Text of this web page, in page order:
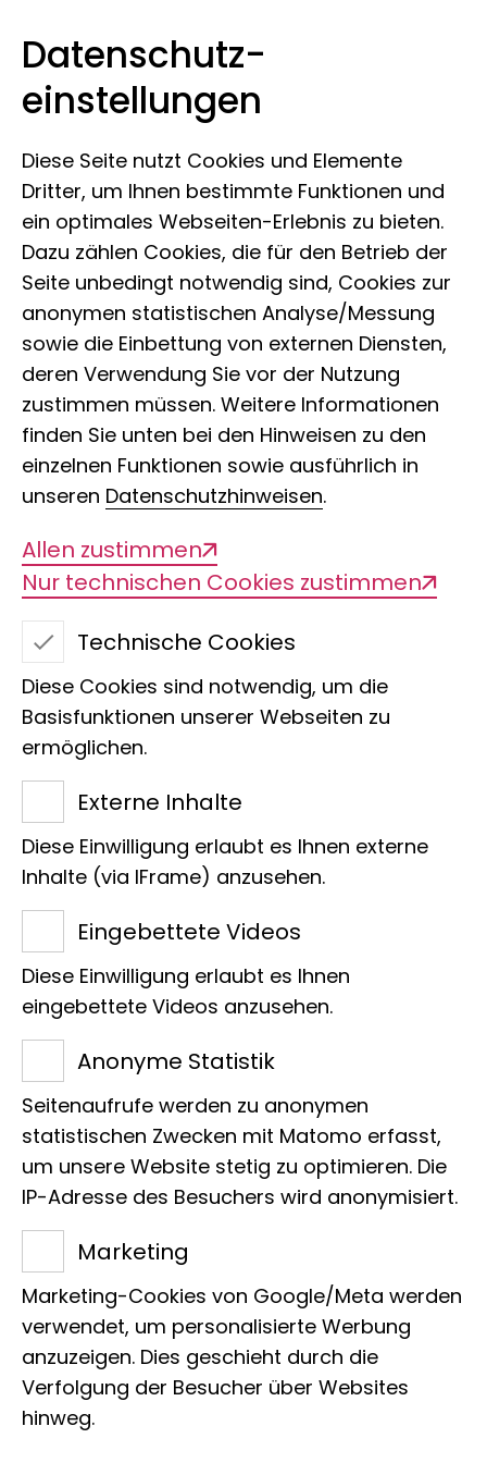
Zum Inhalt springen
Museum der Natur Hamburg
Schatzsuche
# 1
Anthocharis cardamines (Pieridae)
- Female / Weibchen
Der Aurorafalterist hauptsächlich in
Europa und im gemäßigten Asien
(Paläarktis) verbreitet. Männchen und
Weibchen dieser Art bewohnen
unterschiedliche Lebensräume: Die
Männchen halten sich meist an
Waldrändern auf, während die
Weibchen häufig auf Wiesen leben.A.
cardaminesernährt sich von den
meisten Pflanzen, die in ihrem
Lebensraum vorkommen, aber die
Weibchen legen ihre Eier selektiv an
Datenschutz­
einstellungen
Diese Seite nutzt Cookies und Elemente
Dritter, um Ihnen bestimmte Funktionen und
ein optimales Webseiten-Erlebnis zu bieten.
Dazu zählen Cookies, die für den Betrieb der
Seite unbedingt notwendig sind, Cookies zur
anonymen statistischen Analyse/Messung
sowie die Einbettung von externen Diensten,
deren Verwendung Sie vor der Nutzung
zustimmen müssen. Weitere Informationen
finden Sie unten bei den Hinweisen zu den
einzelnen Funktionen sowie ausführlich in
unseren Datenschutzhinweisen.
Allen zustimmen
Nur technischen Cookies zustimmen
Technische Cookies
Diese Cookies sind notwendig, um die
Basisfunktionen unserer Webseiten zu
ermöglichen.
Externe Inhalte
Diese Einwilligung erlaubt es Ihnen externe
Inhalte (via IFrame) anzusehen.
Eingebettete Videos
Diese Einwilligung erlaubt es Ihnen
eingebettete Videos anzusehen.
Anonyme Statistik
Seitenaufrufe werden zu anonymen
statistischen Zwecken mit Matomo erfasst,
um unsere Website stetig zu optimieren. Die
IP-Adresse des Besuchers wird anonymisiert.
Marketing
Marketing-Cookies von Google/Meta werden
verwendet, um personalisierte Werbung
anzuzeigen. Dies geschieht durch die
Verfolgung der Besucher über Websites
hinweg.